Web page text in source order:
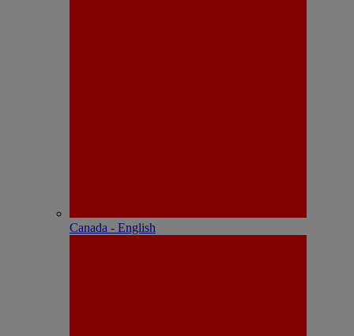
Canada - English